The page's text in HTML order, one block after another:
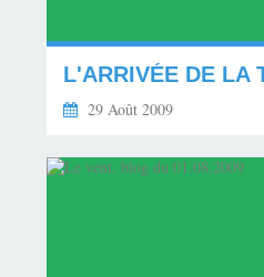
29 Août 2009